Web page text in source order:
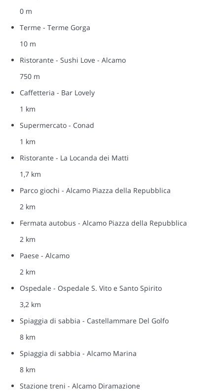
0 m
Terme - Terme Gorga
10 m
Ristorante - Sushi Love - Alcamo
750 m
Caffetteria - Bar Lovely
1 km
Supermercato - Conad
1 km
Ristorante - La Locanda dei Matti
1,7 km
Parco giochi - Alcamo Piazza della Repubblica
2 km
Fermata autobus - Alcamo Piazza della Repubblica
2 km
Paese - Alcamo
2 km
Ospedale - Ospedale S. Vito e Santo Spirito
3,2 km
Spiaggia di sabbia - Castellammare Del Golfo
8 km
Spiaggia di sabbia - Alcamo Marina
8 km
Stazione treni - Alcamo Diramazione